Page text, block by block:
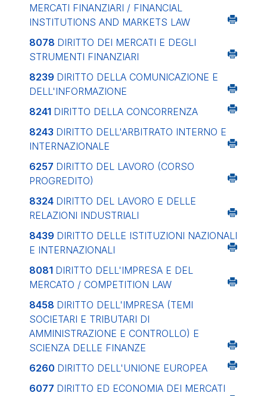
MERCATI FINANZIARI / FINANCIAL
INSTITUTIONS AND MARKETS LAW
8078 DIRITTO DEI MERCATI E DEGLI
STRUMENTI FINANZIARI
8239 DIRITTO DELLA COMUNICAZIONE E
DELL'INFORMAZIONE
8241 DIRITTO DELLA CONCORRENZA
8243 DIRITTO DELL'ARBITRATO INTERNO E
INTERNAZIONALE
6257 DIRITTO DEL LAVORO (CORSO
PROGREDITO)
8324 DIRITTO DEL LAVORO E DELLE
RELAZIONI INDUSTRIALI
8439 DIRITTO DELLE ISTITUZIONI NAZIONALI
E INTERNAZIONALI
8081 DIRITTO DELL'IMPRESA E DEL
MERCATO / COMPETITION LAW
8458 DIRITTO DELL'IMPRESA (TEMI
SOCIETARI E TRIBUTARI DI
AMMINISTRAZIONE E CONTROLLO) E
SCIENZA DELLE FINANZE
6260 DIRITTO DELL'UNIONE EUROPEA
6077 DIRITTO ED ECONOMIA DEI MERCATI